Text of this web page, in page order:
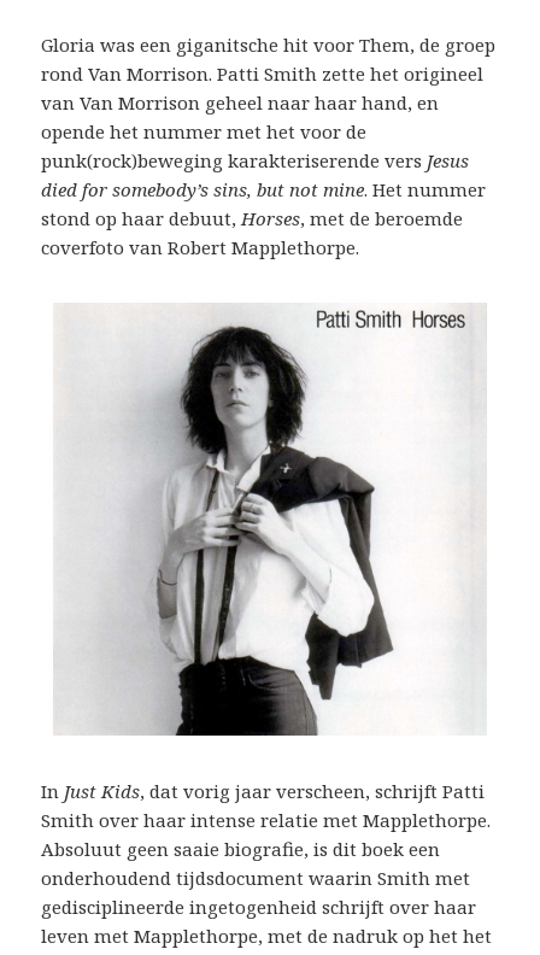
Gloria was een giganitsche hit voor Them, de groep
rond Van Morrison. Patti Smith zette het origineel
van Van Morrison geheel naar haar hand, en
opende het nummer met het voor de
punk(rock)beweging karakteriserende vers Jesus
died for somebody’s sins, but not mine. Het nummer
stond op haar debuut, Horses, met de beroemde
coverfoto van Robert Mapplethorpe.
In Just Kids, dat vorig jaar verscheen, schrijft Patti
Smith over haar intense relatie met Mapplethorpe.
Absoluut geen saaie biografie, is dit boek een
onderhoudend tijdsdocument waarin Smith met
gedisciplineerde ingetogenheid schrijft over haar
leven met Mapplethorpe, met de nadruk op het het